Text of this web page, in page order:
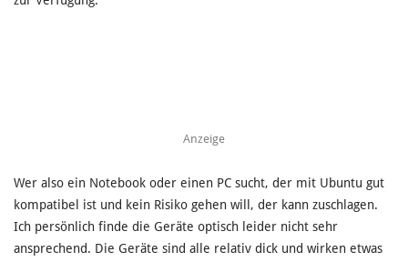
Anzeige
Wer also ein Notebook oder einen PC sucht, der mit Ubuntu gut
kompatibel ist und kein Risiko gehen will, der kann zuschlagen.
Ich persönlich finde die Geräte optisch leider nicht sehr
ansprechend. Die Geräte sind alle relativ dick und wirken etwas